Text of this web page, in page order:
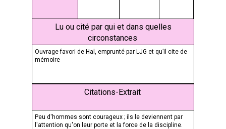
Peu d'hommes sont courageux ; ils le deviennent par
l'attention qu'on leur porte et la force de la discipline.
Lu ou cité par qui et dans quelles
circonstances
Citations-Extrait
Ouvrage favori de Hal, emprunté par LJG et qu’il cite de
mémoire